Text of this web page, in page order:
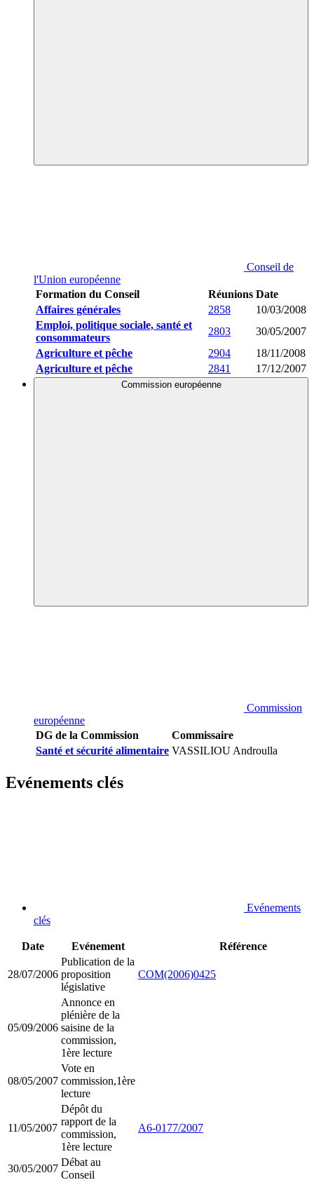
Conseil de
l'Union européenne
Formation du Conseil
Réunions Date
Affaires générales
2858
10/03/2008
Emploi, politique sociale, santé et
consommateurs
2803
30/05/2007
Agriculture et pêche
2904
18/11/2008
Agriculture et pêche
2841 17/12/2007
Commission européenne
Commission
européenne
DG de la Commission
Commissaire
Santé et sécurité alimentaire VASSILIOU Androulla
Evénements clés
Evénements
clés
Date Evénement Référence
28/07/2006
Publication de la
proposition
législative
COM(2006)0425
05/09/2006
Annonce en
plénière de la
saisine de la
commission,
1ère lecture
08/05/2007
Vote en
commission,1ère
lecture
11/05/2007
Dépôt du
rapport de la
commission,
1ère lecture
A6-0177/2007
30/05/2007
Débat au
Conseil